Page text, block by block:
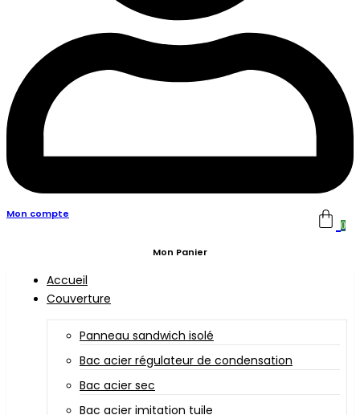
Mon compte
0
Mon Panier
Accueil
Couverture
Panneau sandwich isolé
Bac acier régulateur de condensation
Bac acier sec
Bac acier imitation tuile